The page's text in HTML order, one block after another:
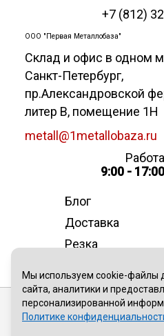
+7 (812)
ООО "Первая Металлобаза"
Склад и офис в одном
Санкт-Петербург,
пр.Александровской
литер В, помещение 1Н
metall@1metallobaza.ru
9:00 -
Блог
Доставка
Резка
Публичная оферта
Мы используем cookie-файлы
сайта, аналитики и
персонализированной
Политике